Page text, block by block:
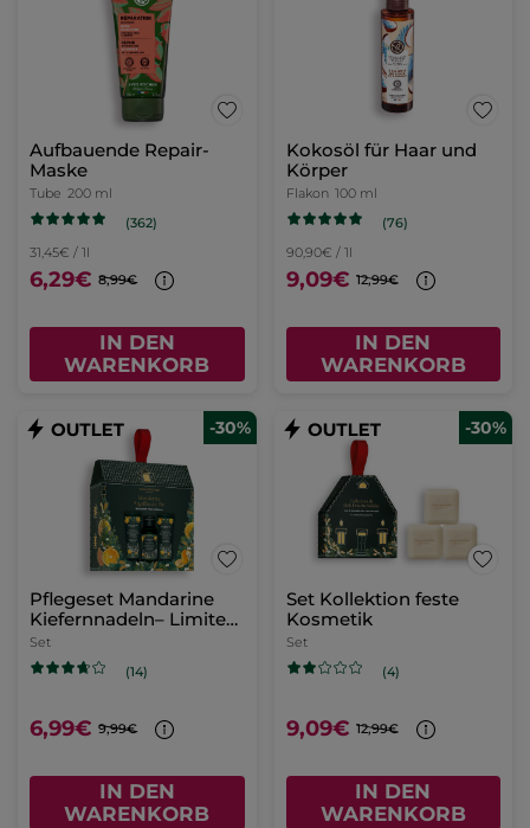
Aufbauende Repair-
Maske
Tube 200 ml
(362)
31,45€ / 1l
6,29€ 8,99€
IN DEN
WARENKORB
Kokosöl für Haar und
Körper
Flakon 100 ml
(76)
90,90€ / 1l
9,09€ 12,99€
IN DEN
WARENKORB
-30%
Pflegeset Mandarine
Kiefernnadeln– Limited
Edition
Set
(14)
6,99€ 9,99€
IN DEN
WARENKORB
-30%
Set Kollektion feste
Kosmetik
Set
(4)
9,09€ 12,99€
IN DEN
WARENKORB